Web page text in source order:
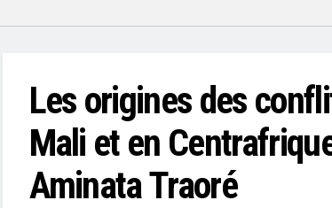
Les origines des
Mali et en
Aminata Traoré